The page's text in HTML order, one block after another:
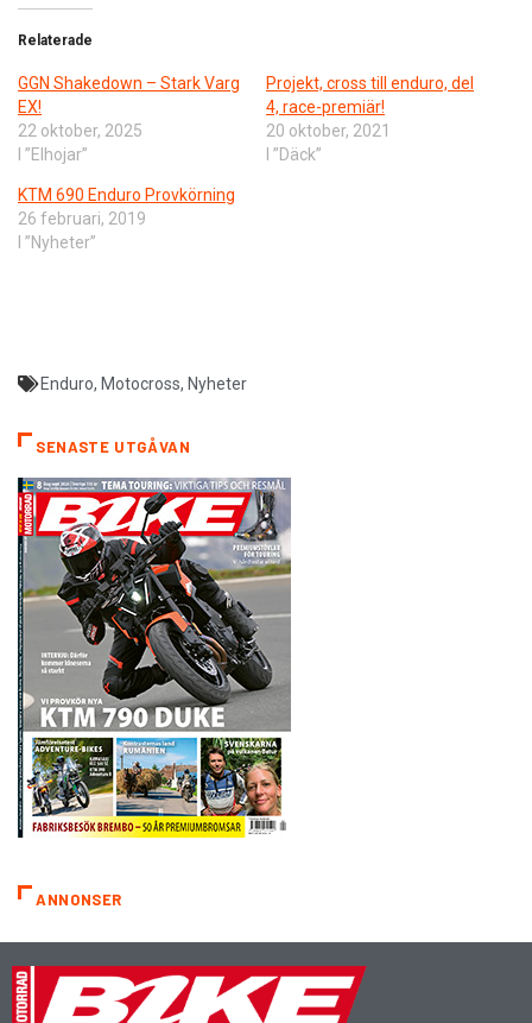
Relaterade
GGN Shakedown – Stark Varg
EX!
22 oktober, 2025
I ”Elhojar”
Projekt, cross till enduro, del
4, race-premiär!
20 oktober, 2021
I ”Däck”
KTM 690 Enduro Provkörning
26 februari, 2019
I ”Nyheter”
Enduro, Motocross, Nyheter
SENASTE UTGÅVAN
ANNONSER